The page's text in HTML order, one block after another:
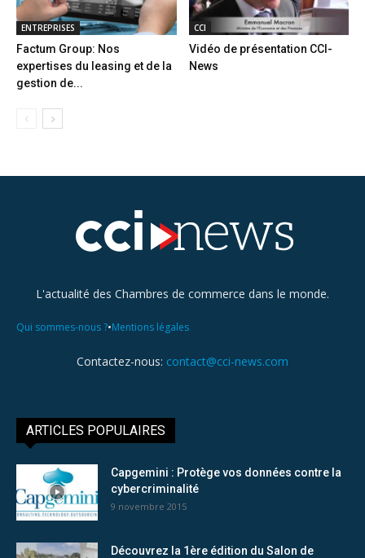
ENTREPRISES
Factum Group: Nos
expertises du leasing et de la
gestion de...
CCI
Vidéo de présentation CCI-
News
L'actualité des Chambres de commerce dans le monde.
Qui sommes-nous ?•Mentions légales
Contactez-nous: contact@cci-news.com
ARTICLES POPULAIRES
Capgemini : Protège vos données contre la
cybercriminalité
9 novembre 2015
Découvrez la 1ère édition du Salon de